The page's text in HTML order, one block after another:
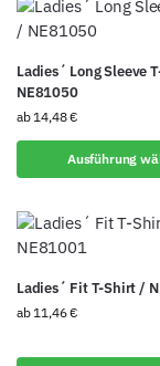
Ladies´ Long Sleeve
NE81050
ab 14,48€
Ausführung
Ladies´ Fit T-Shirt /
ab 11,46€